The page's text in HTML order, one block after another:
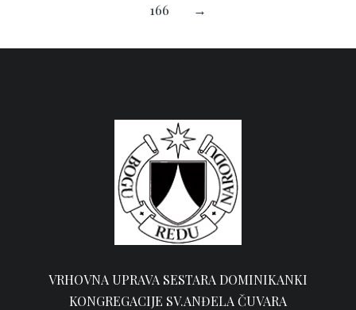
166
→
VRHOVNA UPRAVA SESTARA DOMINIKANKI
KONGREGACIJE SV.ANĐELA ČUVARA